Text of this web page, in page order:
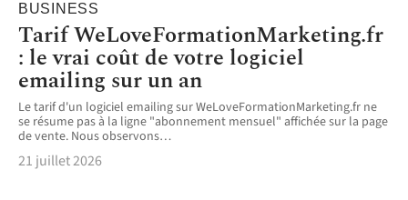
BUSINESS
Tarif WeLoveFormationMarketing.fr
: le vrai coût de votre logiciel
emailing sur un an
Le tarif d'un logiciel emailing sur WeLoveFormationMarketing.fr ne
se résume pas à la ligne "abonnement mensuel" affichée sur la page
de vente. Nous observons…
21 juillet 2026